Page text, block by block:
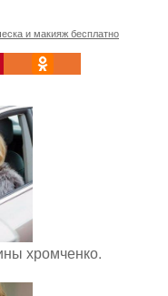
и макияж бесплатно
хромченко.